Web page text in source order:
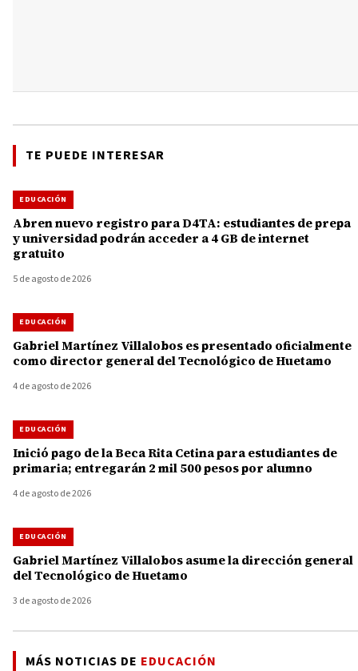
TE PUEDE INTERESAR
EDUCACIÓN
Abren nuevo registro para D4TA: estudiantes de prepa
y universidad podrán acceder a 4 GB de internet
gratuito
5 de agosto de 2026
EDUCACIÓN
Gabriel Martínez Villalobos es presentado oficialmente
como director general del Tecnológico de Huetamo
4 de agosto de 2026
EDUCACIÓN
Inició pago de la Beca Rita Cetina para estudiantes de
primaria; entregarán 2 mil 500 pesos por alumno
4 de agosto de 2026
EDUCACIÓN
Gabriel Martínez Villalobos asume la dirección general
del Tecnológico de Huetamo
3 de agosto de 2026
MÁS NOTICIAS DE EDUCACIÓN